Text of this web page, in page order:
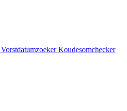
VorstdatumzoekerKoudesomchecker